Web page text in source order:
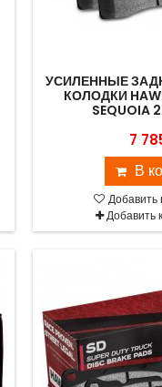
УСИЛЕННЫЕ
КОЛОДКИ
SEQUOIA
7
В
Добавить
Добавить